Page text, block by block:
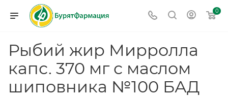
0
Рыбий жир Мирролла
капс. 370 мг с маслом
шиповника №100 БАД